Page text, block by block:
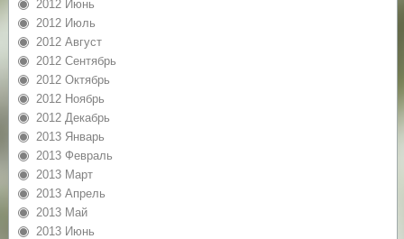
2012 Июнь
2012 Июль
2012 Август
2012 Сентябрь
2012 Октябрь
2012 Ноябрь
2012 Декабрь
2013 Январь
2013 Февраль
2013 Март
2013 Апрель
2013 Май
2013 Июнь